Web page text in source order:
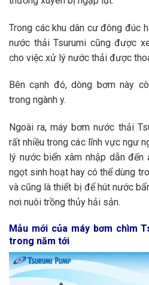
Trong các khu dân cư đông đúc
nước thải Tsurumi cũng được
cho việc xử lý nước thải được
Bên cạnh đó, dòng bơm này
trong ngành y.
Ngoài ra, máy bơm nước thải
rất nhiều trong các lĩnh vực ngư
lý nước biển xâm nhập dẫn đến
ngọt sinh hoạt hay có thể dùng
và cũng là thiết bị để hút nước
nơi nuôi trồng thủy hải sản.
Mẫu mới của máy bơm chìm
trong năm tới